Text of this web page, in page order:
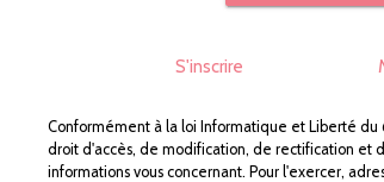
S'inscrire
Conformément à la loi Informatique et Liberté du
droit d'accès, de modification, de rectification et
informations vous concernant. Pour l'exercer,